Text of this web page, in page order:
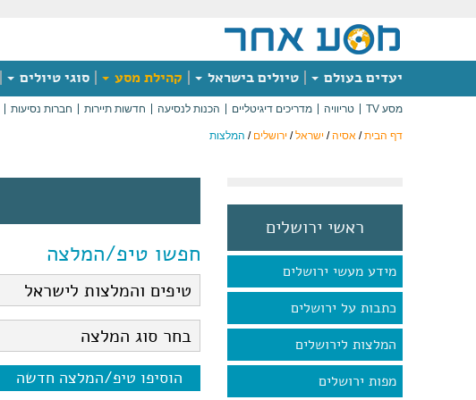
יעדים בעולם טיולים בישראל קהילת מסע סוגי טיולים
מסע TV טריוויה מדריכים דיגיטליים הכנות לנסיעה חדשות תיירות חברות נסיעות
דף הבית/ אסיה/ ישראל/ ירושלים / המלצות
ראשי ירושלים
מידע מעשי ירושלים
כתבות על ירושלים
המלצות לירושלים
מפות ירושלים
חפשו טיפ/המלצה
הוסיפו טיפ/המלצה חדשה